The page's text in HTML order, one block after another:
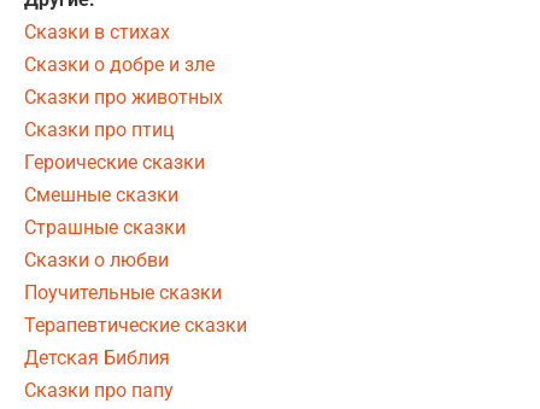
Сказки в стихах
Сказки о добре и зле
Сказки про животных
Сказки про птиц
Героические сказки
Смешные сказки
Страшные сказки
Сказки о любви
Поучительные сказки
Терапевтические сказки
Детская Библия
Сказки про папу